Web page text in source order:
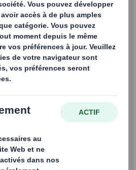
pouvons-nous
?
et Recrutement